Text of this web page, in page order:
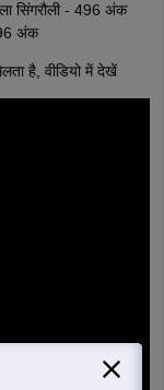
सिंगरौली - 496 अंक
अंक
है, वीडियो में देखें